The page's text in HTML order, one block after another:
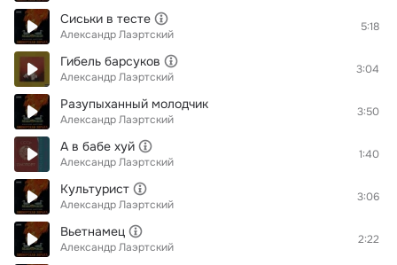
Сиськи в тесте
Александр Лаэртский
5:18
Гибель барсуков
Александр Лаэртский
3:04
Разупыханный молодчик
Александр Лаэртский
3:50
А в бабе хуй
Александр Лаэртский
1:40
Культурист
Александр Лаэртский
3:06
Вьетнамец
Александр Лаэртский
2:22